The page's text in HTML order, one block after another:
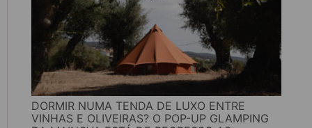
DORMIR NUMA TENDA DE LUXO ENTRE
VINHAS E OLIVEIRAS? O POP-UP GLAMPING